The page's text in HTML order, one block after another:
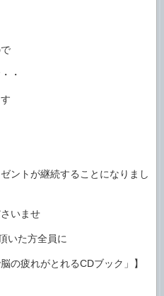
・
ントが継続することになりまし
いませ
いた方全員に
の疲れがとれるCDブック」】